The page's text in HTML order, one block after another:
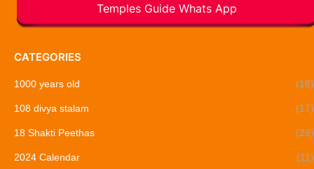
Temples Guide Whats App
CATEGORIES
1000 years old (18)
108 divya stalam (17)
18 Shakti Peethas (28)
2024 Calendar (11)